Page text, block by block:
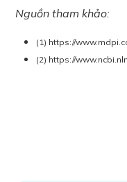
Nguồn tham khảo:
(1) https://
(2) https://